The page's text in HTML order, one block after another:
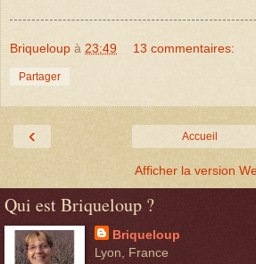
Briqueloup à 23:49 13 commentaires:
Partager
‹ Accueil
Afficher la version
Qui est Briqueloup ?
Briqueloup
Lyon, France